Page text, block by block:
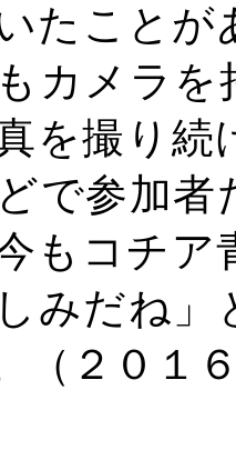
たことが
カメラ
を撮り続
で参加者
もコチア
みだね
（２０１